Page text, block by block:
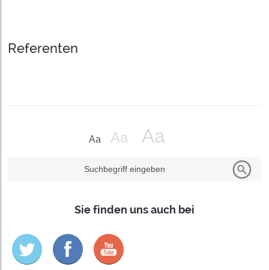
Referenten
Suchbegriff eingeben
Sie finden uns auch bei